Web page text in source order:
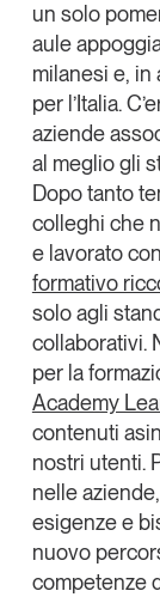
Un anno
Leggi il
Tendenze è il
modo
consumo e
consumatori
GS1 Italy
GS1 Italy
un solo
aule
milanesi e,
per l’Italia.
aziende
al meglio gli
Dopo tanto
colleghi che
e lavorato
formativo
solo agli
collaborativi.
per la
Academy
contenuti
nostri utenti.
nelle
esigenze e
nuovo
competenze